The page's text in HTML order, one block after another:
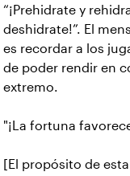
“¡Prehidrate y
deshidrate!”. El
es recordar a los
de poder rendir en
extremo.
"¡La fortuna
[El propósito de